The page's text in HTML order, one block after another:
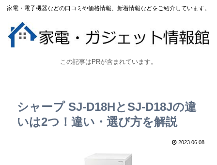
家電・電子機器などの口コミや価格情報、新着情報などをご紹介しています。
この記事はPRが含まれています。
シャープ SJ-D18HとSJ-D18Jの違
いは2つ！違い・選び方を解説
2023.06.08